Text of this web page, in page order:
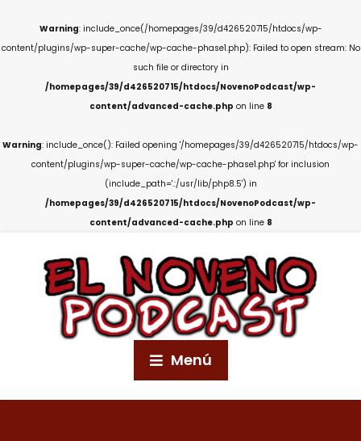
Warning: include_once(/homepages/39/d426520715/htdocs/wp-
content/plugins/wp-super-cache/wp-cache-phase1.php): Failed to open stream: No
such file or directory in
/homepages/39/d426520715/htdocs/NovenoPodcast/wp-
content/advanced-cache.php on line 8
Warning: include_once(): Failed opening '/homepages/39/d426520715/htdocs/wp-
content/plugins/wp-super-cache/wp-cache-phase1.php' for inclusion
(include_path='.:/usr/lib/php8.5') in
/homepages/39/d426520715/htdocs/NovenoPodcast/wp-
content/advanced-cache.php on line 8
Menú